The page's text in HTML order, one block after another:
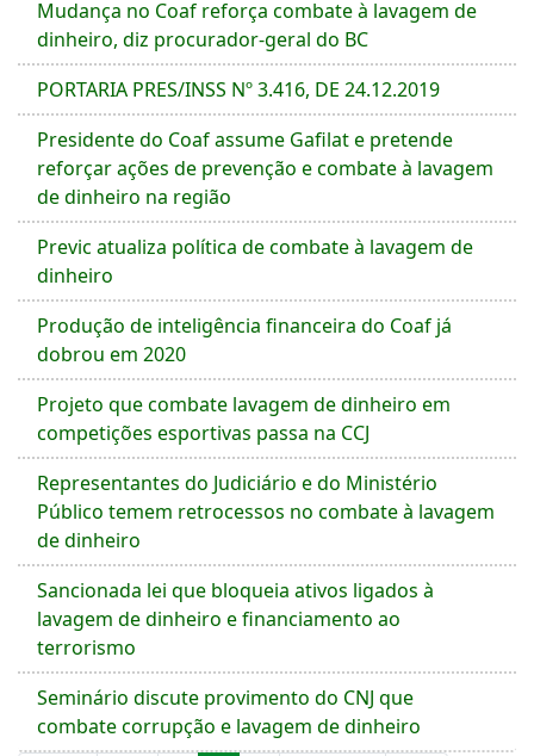
Mudança no Coaf reforça combate à lavagem de
dinheiro, diz procurador-geral do BC
PORTARIA PRES/INSS Nº 3.416, DE 24.12.2019
Presidente do Coaf assume Gafilat e pretende
reforçar ações de prevenção e combate à lavagem
de dinheiro na região
Previc atualiza política de combate à lavagem de
dinheiro
Produção de inteligência financeira do Coaf já
dobrou em 2020
Projeto que combate lavagem de dinheiro em
competições esportivas passa na CCJ
Representantes do Judiciário e do Ministério
Público temem retrocessos no combate à lavagem
de dinheiro
Sancionada lei que bloqueia ativos ligados à
lavagem de dinheiro e financiamento ao
terrorismo
Seminário discute provimento do CNJ que
combate corrupção e lavagem de dinheiro